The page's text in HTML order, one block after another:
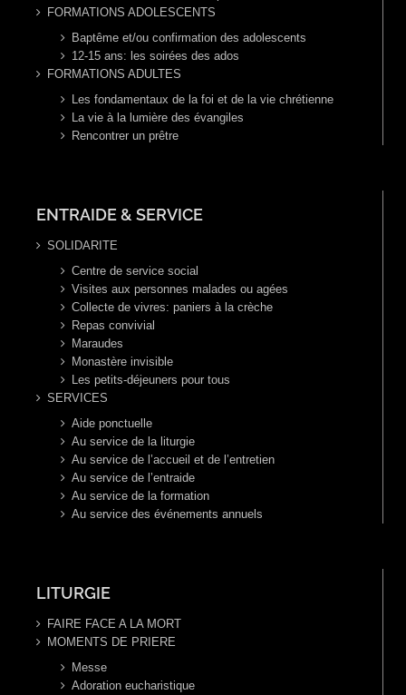
FORMATIONS ADOLESCENTS
Baptême et/ou confirmation des adolescents
12-15 ans: les soirées des ados
FORMATIONS ADULTES
Les fondamentaux de la foi et de la vie chrétienne
La vie à la lumière des évangiles
Rencontrer un prêtre
ENTRAIDE & SERVICE
SOLIDARITE
Centre de service social
Visites aux personnes malades ou agées
Collecte de vivres: paniers à la crèche
Repas convivial
Maraudes
Monastère invisible
Les petits-déjeuners pour tous
SERVICES
Aide ponctuelle
Au service de la liturgie
Au service de l’accueil et de l’entretien
Au service de l’entraide
Au service de la formation
Au service des événements annuels
LITURGIE
FAIRE FACE A LA MORT
MOMENTS DE PRIERE
Messe
Adoration eucharistique